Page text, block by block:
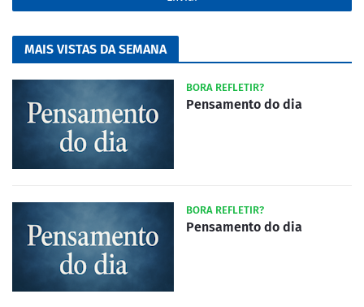
MAIS VISTAS DA SEMANA
BORA REFLETIR?
Pensamento do dia
BORA REFLETIR?
Pensamento do dia